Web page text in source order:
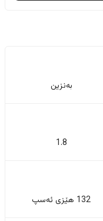
بەنزین
1.8
132 هێزی ئەسپ